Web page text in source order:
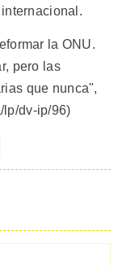
la ONU.
pero las
que nunca",
lp/dv-ip/96)